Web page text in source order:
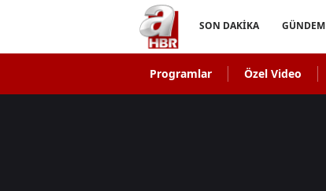
SON DAKİKA GÜNDEM
Programlar Özel Video